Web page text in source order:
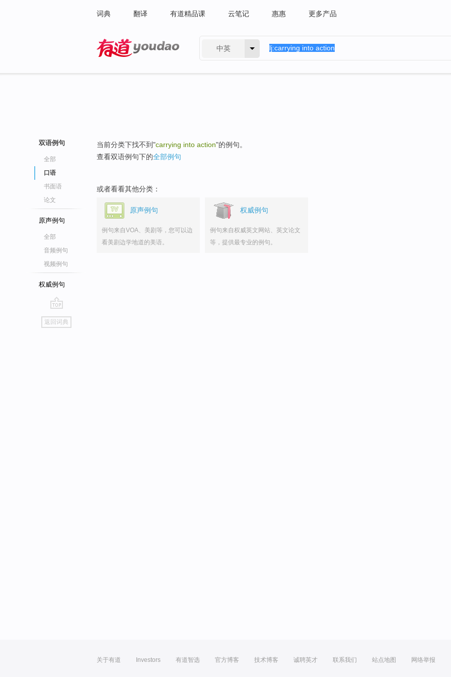
词典 翻译 有道精品课 云笔记 惠惠 更多产品
中英
双语例句
全部
口语
书面语
论文
原声例句
全部
音频例句
视频例句
权威例句
go
top
返回词典
当前分类下找不到"carrying into action"的例句。
查看双语例句下的全部例句
或者看看其他分类：
原声例句
例句来自VOA、美剧等，您可以边
看美剧边学地道的美语。
权威例句
例句来自权威英文网站、英文论文
等，提供最专业的例句。
关于有道 Investors 有道智选 官方博客 技术博客 诚聘英才 联系我们 站点地图 网络举报